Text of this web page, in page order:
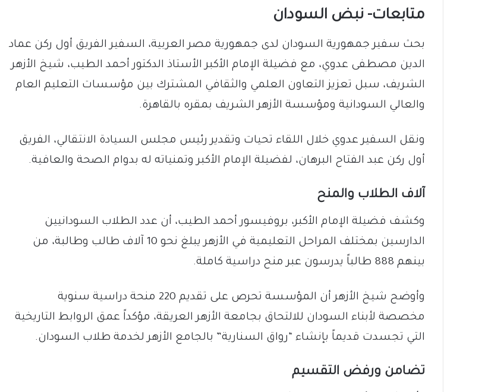
متابعات- نبض السودان
​بحث سفير جمهورية السودان لدى جمهورية مصر العربية، السفير الفريق أول ركن عماد
الدين مصطفى عدوي، مع فضيلة الإمام الأكبر الأستاذ الدكتور أحمد الطيب، شيخ الأزهر
الشريف، سبل تعزيز التعاون العلمي والثقافي المشترك بين مؤسسات التعليم العام
والعالي السودانية ومؤسسة الأزهر الشريف بمقره بالقاهرة.
ونقل السفير عدوي خلال اللقاء تحيات وتقدير رئيس مجلس السيادة الانتقالي، الفريق
أول ركن عبد الفتاح البرهان، لفضيلة الإمام الأكبر وتمنياته له بدوام الصحة والعافية.
​آلاف الطلاب والمنح
​وكشف فضيلة الإمام الأكبر، بروفيسور أحمد الطيب، أن عدد الطلاب السودانيين
الدارسين بمختلف المراحل التعليمية في الأزهر يبلغ نحو 10 آلاف طالب وطالبة، من
بينهم 888 طالباً يدرسون عبر منح دراسية كاملة.
وأوضح شيخ الأزهر أن المؤسسة تحرص على تقديم 220 منحة دراسية سنوية
مخصصة لأبناء السودان للالتحاق بجامعة الأزهر العريقة، مؤكداً عمق الروابط التاريخية
التي تجسدت قديماً بإنشاء “رواق السنارية” بالجامع الأزهر لخدمة طلاب السودان.
​تضامن ورفض التقسيم